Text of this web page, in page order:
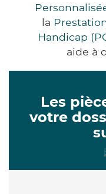
la
Handicap
aide à
Les
votre